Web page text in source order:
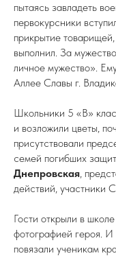
пытаясь завладеть
первокурсники
прикрытие
выполнил. За
личное мужество».
Аллее Славы г.
Школьники 5 «В»
и возложили цветы,
присутствовали
семей погибших
Днепровская,
действий, участники
Гости открыли в
фотографией героя.
повязали ученикам